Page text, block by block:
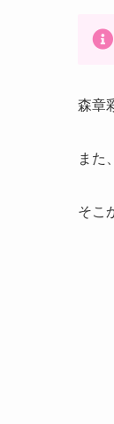
森章
また
そこ